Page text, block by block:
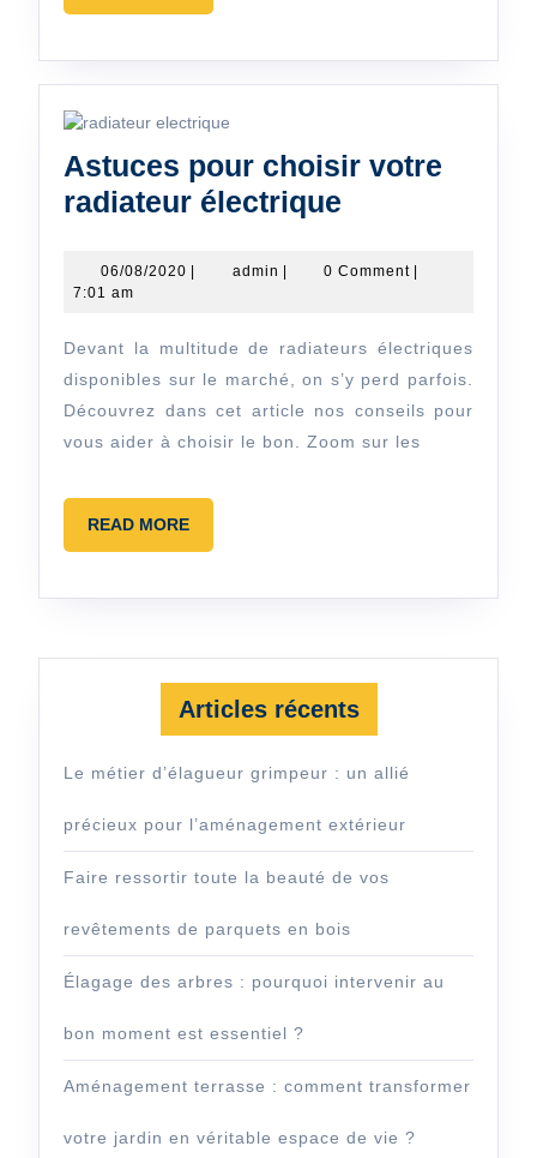
un
MORE
Astuces pour choisir votre
radiateur électrique
choisir
radiateur
électrique
06/08/2020 06/08/2020
admin admin0 Comment
7:01 am
Devant la multitude de radiateurs électriques
disponibles sur le marché, on s’y perd parfois.
Découvrez dans cet article nos conseils pour
vous aider à choisir le bon. Zoom sur les
READ MOREREAD
MORE
Articles récents
Le métier d’élagueur grimpeur : un allié
précieux pour l’aménagement extérieur
Faire ressortir toute la beauté de vos
revêtements de parquets en bois
Élagage des arbres : pourquoi intervenir au
bon moment est essentiel ?
Aménagement terrasse : comment transformer
votre jardin en véritable espace de vie ?